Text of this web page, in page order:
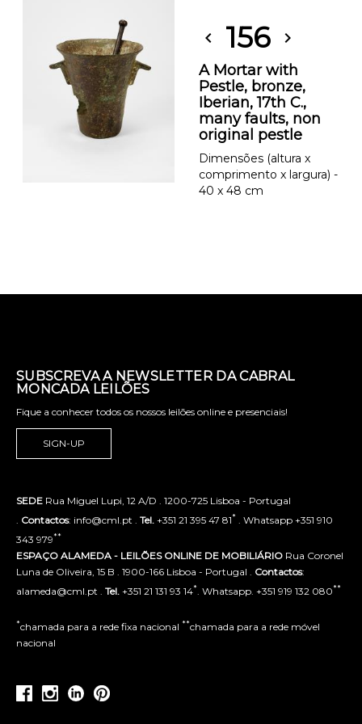
chevron_left 156 chevron_right
A Mortar with
Pestle, bronze,
Iberian, 17th C.,
many faults, non
original pestle
Dimensões (altura x
comprimento x largura) -
40 x 48 cm
SUBSCREVA A NEWSLETTER DA CABRAL
MONCADA LEILÕES
Fique a conhecer todos os nossos leilões online e presenciais!
SIGN-UP
SEDE Rua Miguel Lupi, 12 A/D . 1200-725 Lisboa - Portugal
Contactos: info@cml.pt . Tel. +351 21 395 47 81* . Whatsapp +351 910
343 979**
ESPAÇO ALAMEDA - LEILÕES ONLINE DE MOBILIÁRIO Rua Coronel
Luna de Oliveira, 15 B . 1900-166 Lisboa - Portugal . Contactos:
alameda@cml.pt . Tel. +351 21 131 93 14* . Whatsapp. +351 919 132 080**
*chamada para a rede fixa nacional **chamada para a rede móvel
nacional